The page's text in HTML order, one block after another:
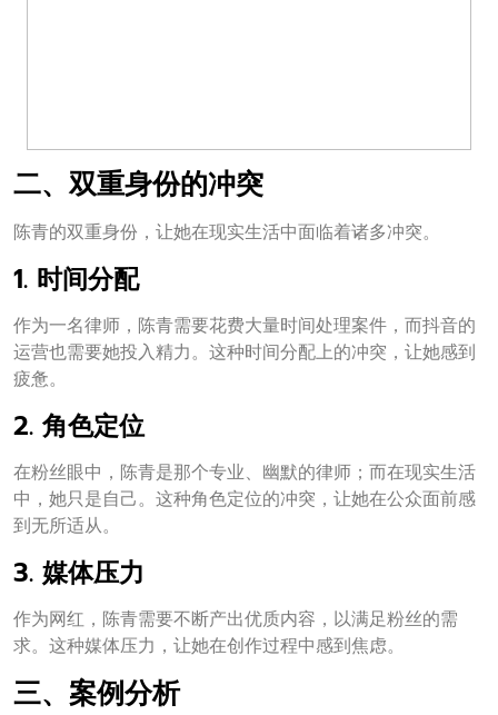
二、双重身份的冲突
陈青的双重身份，让她在现实生活中面临着诸多冲突。
1. 时间分配
作为一名律师，陈青需要花费大量时间处理案件，而抖音的
运营也需要她投入精力。这种时间分配上的冲突，让她感到
疲惫。
2. 角色定位
在粉丝眼中，陈青是那个专业、幽默的律师；而在现实生活
中，她只是自己。这种角色定位的冲突，让她在公众面前感
到无所适从。
3. 媒体压力
作为网红，陈青需要不断产出优质内容，以满足粉丝的需
求。这种媒体压力，让她在创作过程中感到焦虑。
三、案例分析